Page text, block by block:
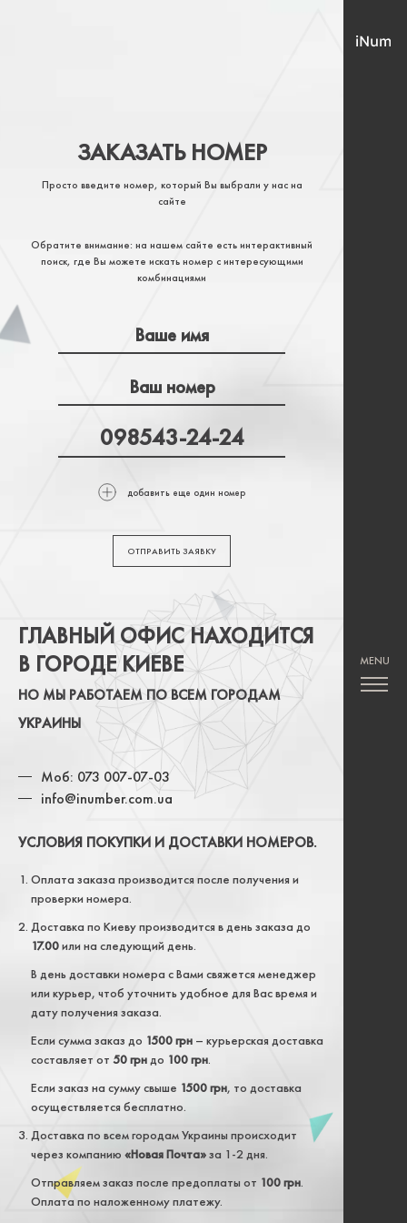
ЗАКАЗАТЬ НОМЕР
Просто введите номер, который Вы выбрали у нас на
сайте
Обратите внимание: на нашем сайте есть интерактивный
поиск, где Вы можете искать номер с интересующими
комбинациями
добавить еще один номер
ОТПРАВИТЬ ЗАЯВКУ
ГЛАВНЫЙ ОФИС НАХОДИТСЯ
В ГОРОДЕ КИЕВЕ
НО МЫ РАБОТАЕМ ПО ВСЕМ ГОРОДАМ
УКРАИНЫ
Моб: 073 007-07-03
info@inumber.com.ua
УСЛОВИЯ ПОКУПКИ И ДОСТАВКИ НОМЕРОВ.
Оплата заказа производится после получения и
проверки номера.
Доставка по Киеву производится в день заказа до
17.00или на следующий день.
В день доставки номера с Вами свяжется менеджер
или курьер, чтоб уточнить удобное для Вас время и
дату получения заказа.
Если сумма заказ до 1500 грн – курьерская доставка
составляет от 50 грндо 100 грн.
Если заказ на сумму свыше 1500 грн, то доставка
осуществляется бесплатно.
Доставка по всем городам Украины происходит
через компанию «Новая Почта»за 1-2 дня.
Отправляем заказ после предоплаты от 100 грн.
Оплата по наложенному платежу.